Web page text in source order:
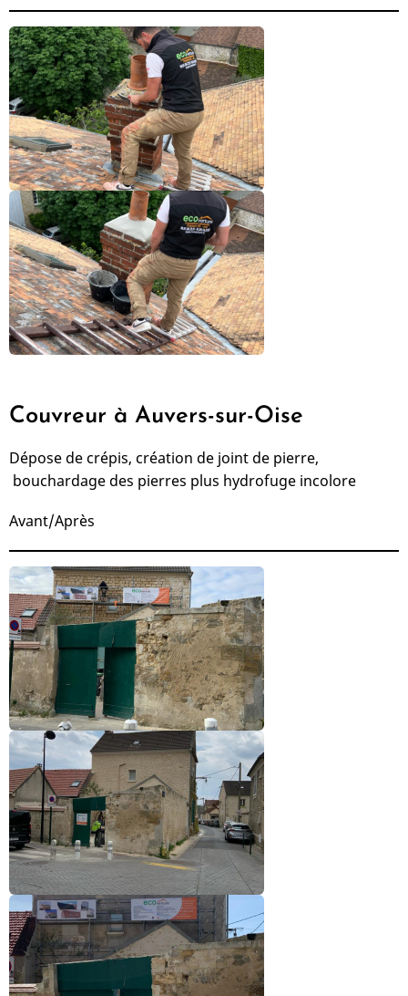
Couvreur à Auvers-sur-Oise
Dépose de crépis, création de joint de pierre,
bouchardage des pierres plus hydrofuge incolore
Avant/Après